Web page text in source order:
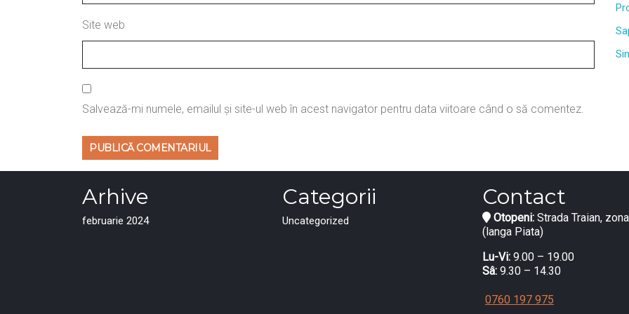
Site web
Salvează-mi numele, emailul și site-ul web în acest navigator pentru data viitoare când o să comentez.
Arhive
februarie 2024
Categorii
Uncategorized
Contact
Otopeni: Strada Traian,
(langa Piata)
Lu-Vi: 9.00 – 19.00
Sâ: 9.30 – 14.30
0760 197 975